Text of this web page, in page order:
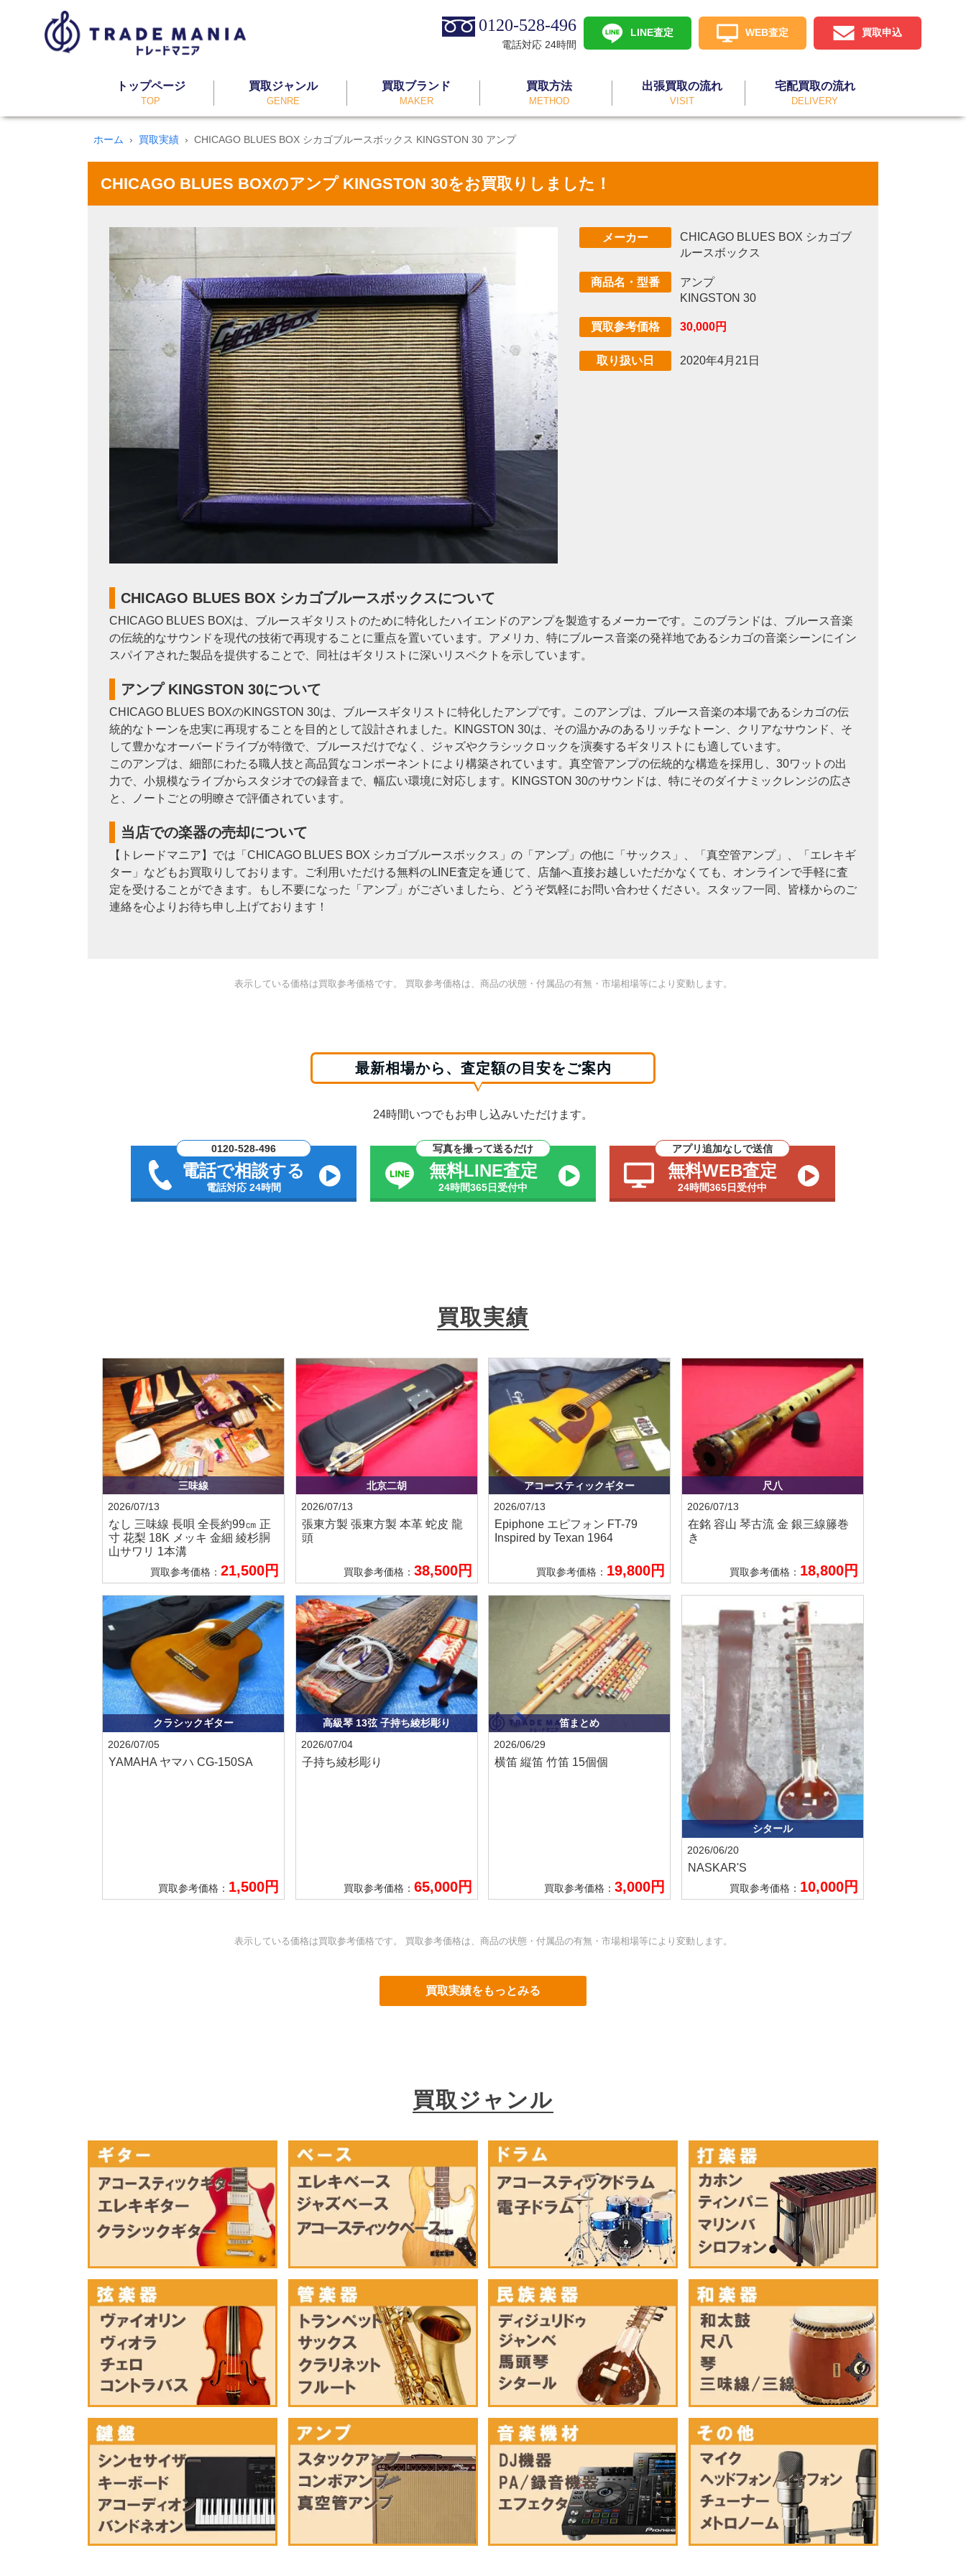
0120-528-496
電話対応 24時間
LINE査定 WEB査定 買取申込
トップページ
TOP
買取ジャンル
GENRE
買取ブランド
MAKER
買取方法
METHOD
出張買取の流れ
VISIT
宅配買取の流れ
DELIVERY
ホーム 買取実績 CHICAGO BLUES BOX シカゴブルースボックス KINGSTON 30 アンプ
CHICAGO BLUES BOXのアンプ KINGSTON 30をお買取りしました！
メーカー
CHICAGO BLUES BOX シカゴブ
ルースボックス
商品名・型番
アンプ
KINGSTON 30
買取参考価格 30,000円
取り扱い日 2020年4月21日
CHICAGO BLUES BOX シカゴブルースボックスについて
CHICAGO BLUES BOXは、ブルースギタリストのために特化したハイエンドのアンプを製造するメーカーです。このブランドは、ブルース音楽
の伝統的なサウンドを現代の技術で再現することに重点を置いています。アメリカ、特にブルース音楽の発祥地であるシカゴの音楽シーンにイン
スパイアされた製品を提供することで、同社はギタリストに深いリスペクトを示しています。
アンプ KINGSTON 30について
CHICAGO BLUES BOXのKINGSTON 30は、ブルースギタリストに特化したアンプです。このアンプは、ブルース音楽の本場であるシカゴの伝
統的なトーンを忠実に再現することを目的として設計されました。KINGSTON 30は、その温かみのあるリッチなトーン、クリアなサウンド、そ
して豊かなオーバードライブが特徴で、ブルースだけでなく、ジャズやクラシックロックを演奏するギタリストにも適しています。
このアンプは、細部にわたる職人技と高品質なコンポーネントにより構築されています。真空管アンプの伝統的な構造を採用し、30ワットの出
力で、小規模なライブからスタジオでの録音まで、幅広い環境に対応します。KINGSTON 30のサウンドは、特にそのダイナミックレンジの広さ
と、ノートごとの明瞭さで評価されています。
当店での楽器の売却について
【トレードマニア】では「CHICAGO BLUES BOX シカゴブルースボックス」の「アンプ」の他に「サックス」、「真空管アンプ」、「エレキギ
ター」などもお買取りしております。ご利用いただける無料のLINE査定を通じて、店舗へ直接お越しいただかなくても、オンラインで手軽に査
定を受けることができます。もし不要になった「アンプ」がございましたら、どうぞ気軽にお問い合わせください。スタッフ一同、皆様からのご
連絡を心よりお待ち申し上げております！
表示している価格は買取参考価格です。 買取参考価格は、商品の状態・付属品の有無・市場相場等により変動します。
最新相場から、査定額の目安をご案内
24時間いつでもお申し込みいただけます。
0120-528-496
電話で相談する
電話対応 24時間
写真を撮って送るだけ
無料LINE査定
24時間365日受付中
アプリ追加なしで送信
無料WEB査定
24時間365日受付中
買取実績
三味線
2026/07/13
なし 三味線 長唄 全長約99㎝ 正
寸 花梨 18K メッキ 金細 綾杉胴
山サワリ 1本溝
買取参考価格：21,500円
北京二胡
2026/07/13
張東方製 張東方製 本革 蛇皮 龍
頭
買取参考価格： 38,500円
アコースティックギター
2026/07/13
Epiphone エピフォン FT-79
Inspired by Texan 1964
買取参考価格： 19,800円
尺八
2026/07/13
在銘 容山 琴古流 金 銀三線籐巻
き
買取参考価格： 18,800円
クラシックギター
2026/07/05
YAMAHA ヤマハ CG-150SA
買取参考価格： 1,500円
高級琴 13弦 子持ち綾杉彫り
2026/07/04
子持ち綾杉彫り
買取参考価格： 65,000円
笛まとめ
2026/06/29
横笛 縦笛 竹笛 15個個
買取参考価格：3,000円
シタール
2026/06/20
NASKAR'S
買取参考価格： 10,000円
表示している価格は買取参考価格です。 買取参考価格は、商品の状態・付属品の有無・市場相場等により変動します。
買取実績をもっとみる
買取ジャンル